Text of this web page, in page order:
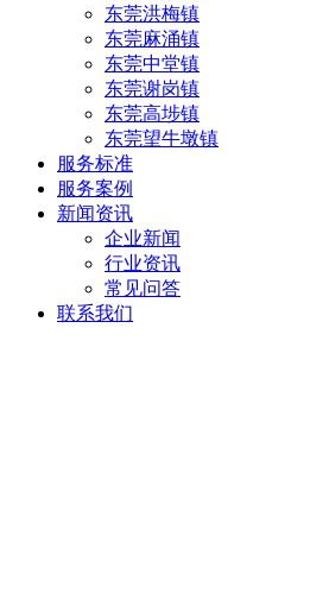
东莞洪梅镇
东莞麻涌镇
东莞中堂镇
东莞谢岗镇
东莞高埗镇
东莞望牛墩镇
服务标准
服务案例
新闻资讯
企业新闻
行业资讯
常见问答
联系我们